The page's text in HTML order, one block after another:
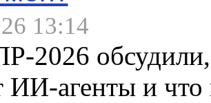
13:14
2026 обсудили,
агенты и что